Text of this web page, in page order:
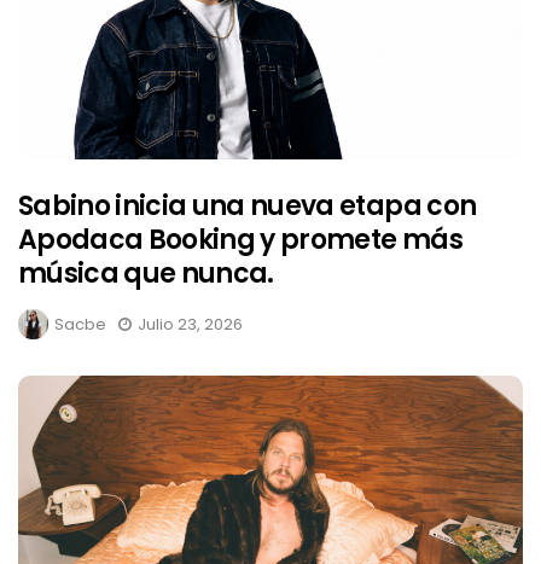
Sabino inicia una nueva etapa con
Apodaca Booking y promete más
música que nunca.
Sacbe Julio 23, 2026